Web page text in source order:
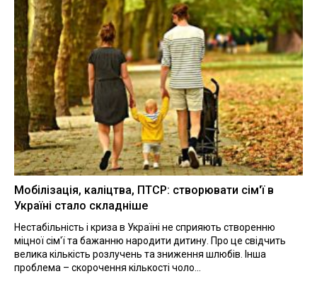
Мобілізація, каліцтва, ПТСР: створювати сім'ї в
Україні стало складніше
Нестабільність і криза в Україні не сприяють створенню
міцної сім'ї та бажанню народити дитину. Про це свідчить
велика кількість розлучень та зниження шлюбів. Інша
проблема – скорочення кількості чоло...